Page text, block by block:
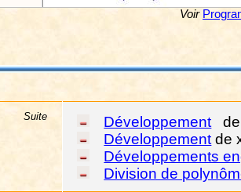
Voir
Suite Développement
Développementde
Développements
Division de